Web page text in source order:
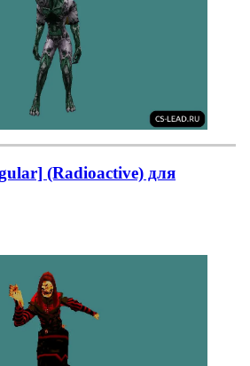
(Radioactive) для